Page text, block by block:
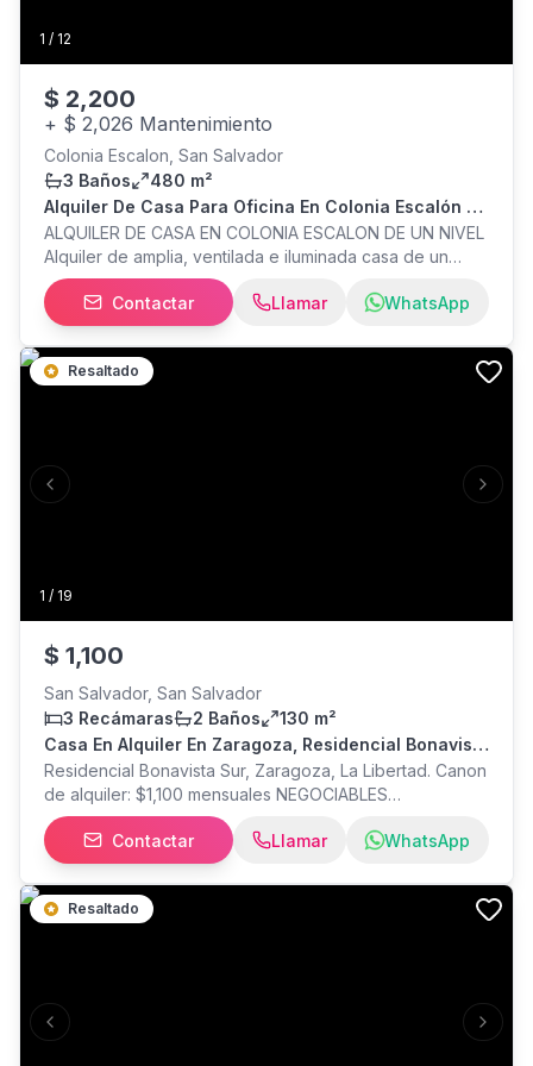
externo - Cerca de parada de buses - Área de la
$3,000 ó VENTA $415,000 ***
1 / 12
$ 2,200
+ $ 2,026 Mantenimiento
Colonia Escalon, San Salvador
3 Baños
480 m²
Alquiler De Casa Para Oficina En Colonia Escalón De
Un Nivel
ALQUILER DE CASA EN COLONIA ESCALON DE UN NIVEL
Alquiler de amplia, ventilada e iluminada casa de un
nivel en Colonia Escalon, puede ser para vivir, oficinas,
bufete de abogados, clínicas médicas, etc. Consta de 6
habitaciones. Recepción 3 baños, cocina, patios
alrededor de la casa. 3 parqueos Valor $2,200.00
Información
Contactar Llamar WhatsApp
1 / 19
Previous slide Next
Resaltado
$ 1,100
San Salvador, San Salvador
3 Recámaras
2 Baños
130 m²
Casa En Alquiler En Zaragoza, Residencial Bonavista
Sur Id 4293
Residencial Bonavista Sur, Zaragoza, La Libertad. Canon
de alquiler: $1,100 mensuales NEGOCIABLES
Características: 3 habitaciones 2 baños completos 2
parqueos 130 m² de construcción Se alquila sin
amueblar No se aceptan mascotas o negociable que
tipo de mascota ¡Agenda tu visita y conoce tu próximo
hogar! AGENDA:
Contactar Llamar WhatsApp
Previous slide Next
Resaltado